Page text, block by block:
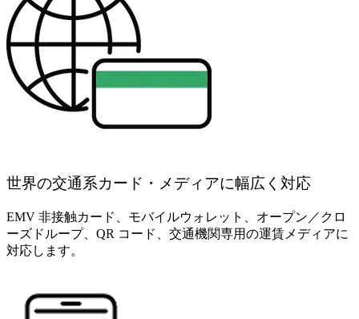
世界の交通系カード・メディアに幅広く対応
EMV 非接触カード、モバイルウォレット、オープン／クロ
ーズドループ、QR コード、交通機関専用の運賃メディアに
対応します。